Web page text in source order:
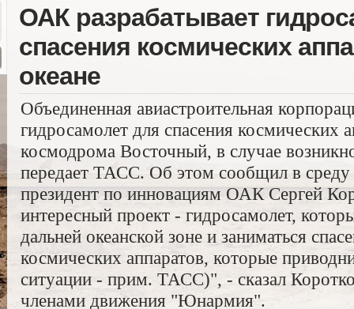
ОАК разрабатывает
спасения космических
океане
Объединенная авиастроительная
гидросамолет для спасения космических
космодрома Восточный, в случае
передает ТАСС. Об этом сообщил в среду
президент по инновациям ОАК Сергей
интересный проект - гидросамолет,
дальней океанской зоне и заниматься
космических аппаратов, которые
ситуации - прим. ТАСС)", - сказал
членами движения "Юнармия".